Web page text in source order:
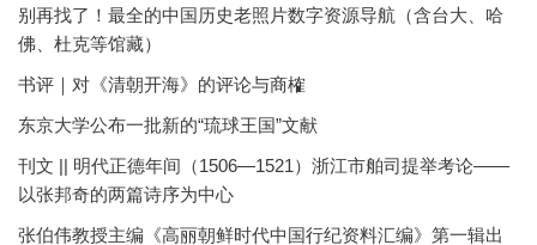
别再找了！最全的中国历史老照片数字资源导航（含台大、哈
佛、杜克等馆藏）
书评｜对《清朝开海》的评论与商榷
东京大学公布一批新的“琉球王国”文献
刊文 || 明代正德年间（1506—1521）浙江市舶司提举考论——
以张邦奇的两篇诗序为中心
张伯伟教授主编《高丽朝鲜时代中国行纪资料汇编》第一辑出